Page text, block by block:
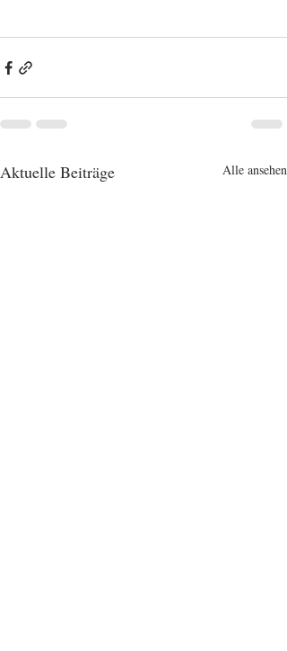
Aktuelle Beiträge Alle ansehen